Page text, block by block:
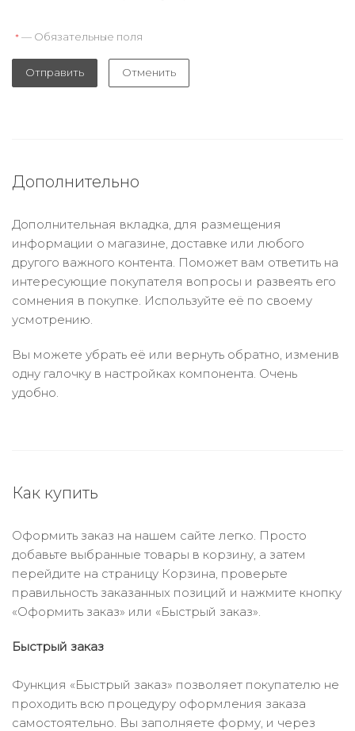
* — Обязательные поля
Отправить Отменить
Дополнительно
Дополнительная вкладка, для размещения
информации о магазине, доставке или любого
другого важного контента. Поможет вам ответить на
интересующие покупателя вопросы и развеять его
сомнения в покупке. Используйте её по своему
усмотрению.
Вы можете убрать её или вернуть обратно, изменив
одну галочку в настройках компонента. Очень
удобно.
Как купить
Оформить заказ на нашем сайте легко. Просто
добавьте выбранные товары в корзину, а затем
перейдите на страницу Корзина, проверьте
правильность заказанных позиций и нажмите кнопку
«Оформить заказ» или «Быстрый заказ».
Быстрый заказ
Функция «Быстрый заказ» позволяет покупателю не
проходить всю процедуру оформления заказа
самостоятельно. Вы заполняете форму, и через